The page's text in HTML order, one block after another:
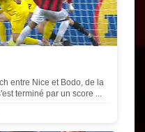
entre Nice et Bodo, de la
terminé par un score ...